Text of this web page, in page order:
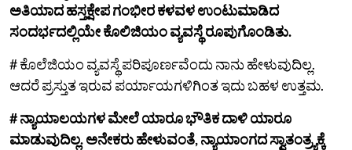
ಅತಿಯಾದ ಹಸ್ತಕ್ಷೇಪ ಗಂಭೀರ ಕಳವಳ ಉಂಟುಮಾಡಿದ
ಸಂದರ್ಭದಲ್ಲಿಯೇ ಕೊಲಿಜಿಯಂ ವ್ಯವಸ್ಥೆ ರೂಪುಗೊಂಡಿತು.
# ಕೊಲೆಜಿಯಂ ವ್ಯವಸ್ಥೆ ಪರಿಪೂರ್ಣವೆಂದು ನಾನು ಹೇಳುವುದಿಲ್ಲ.
ಆದರೆ ಪ್ರಸ್ತುತ ಇರುವ ಪರ್ಯಾಯಗಳಿಗಿಂತ ಇದು ಬಹಳ ಉತ್ತಮ.
# ನ್ಯಾಯಾಲಯಗಳ ಮೇಲೆ ಯಾರೂ ಭೌತಿಕ ದಾಳಿ ಯಾರೂ
ಮಾಡುವುದಿಲ್ಲ. ಅನೇಕರು ಹೇಳುವಂತೆ, ನ್ಯಾಯಾಂಗದ ಸ್ವಾತಂತ್ರ್ಯಕ್ಕೆ